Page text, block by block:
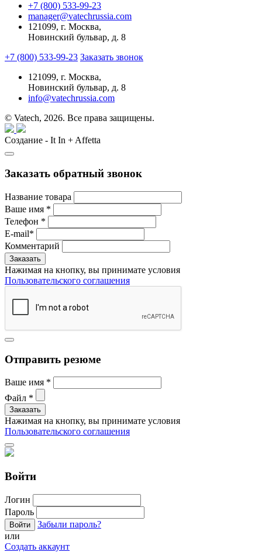
+7 (800) 533-99-23
manager@vatechrussia.com
121099, г. Москва,
Новинский бульвар, д. 8
+7 (800) 533-99-23 Заказать звонок
121099, г. Москва,
Новинский бульвар, д. 8
info@vatechrussia.com
© Vatech, 2026. Все права защищены.
Создание - It In + Affetta
Заказать обратный звонок
Название товара
Ваше имя *
Телефон *
E-mail*
Комментарий
Нажимая на кнопку, вы принимате условия
Пользовательского соглашения
Отправить резюме
Ваше имя *
Файл *
Нажимая на кнопку, вы принимате условия
Пользовательского соглашения
Войти
Логин
Пароль
Забыли пароль?
или
Создать аккаунт